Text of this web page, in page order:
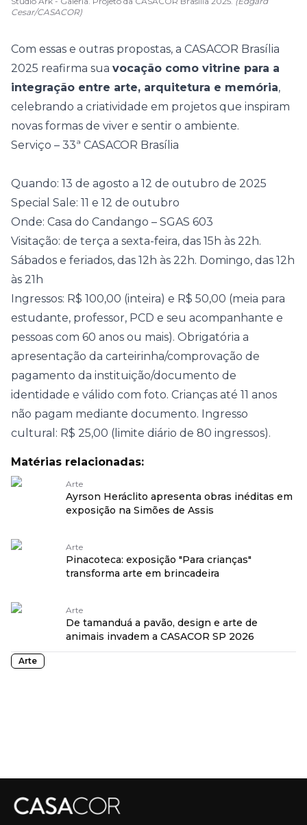
Cesar/CASACOR)
Com essas e outras propostas, a CASACOR Brasília
2025 reafirma sua vocação como vitrine para a
integração entre arte, arquitetura e memória,
celebrando a criatividade em projetos que inspiram
novas formas de viver e sentir o ambiente.
Serviço – 33ª CASACOR Brasília
Quando: 13 de agosto a 12 de outubro de 2025
Special Sale: 11 e 12 de outubro
Onde: Casa do Candango – SGAS 603
Visitação: de terça a sexta-feira, das 15h às 22h.
Sábados e feriados, das 12h às 22h. Domingo, das 12h
às 21h
Ingressos: R$ 100,00 (inteira) e R$ 50,00 (meia para
estudante, professor, PCD e seu acompanhante e
pessoas com 60 anos ou mais). Obrigatória a
apresentação da carteirinha/comprovação de
pagamento da instituição/documento de
identidade e válido com foto. Crianças até 11 anos
não pagam mediante documento. Ingresso
cultural: R$ 25,00 (limite diário de 80 ingressos).
Matérias relacionadas:
Arte
Ayrson Heráclito apresenta obras inéditas em
exposição na Simões de Assis
Arte
Pinacoteca: exposição "Para crianças"
transforma arte em brincadeira
Arte
De tamanduá a pavão, design e arte de
animais invadem a CASACOR SP 2026
Arte